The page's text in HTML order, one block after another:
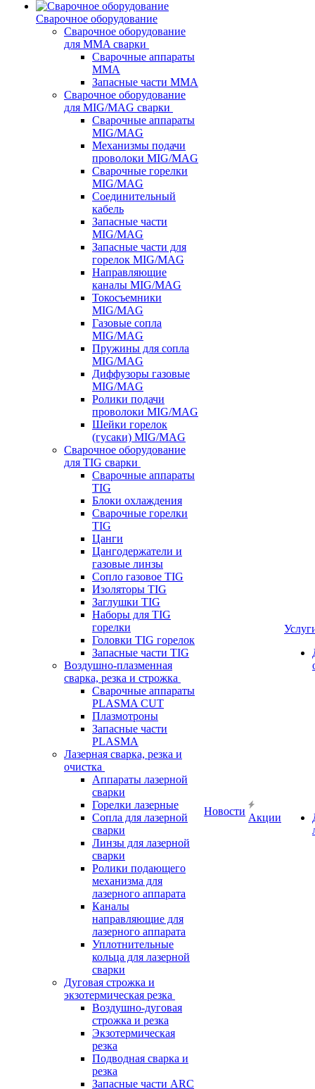
Сварочное оборудование
Сварочное оборудование
для MMA сварки
Сварочные аппараты
MMA
Запасные части MMA
Сварочное оборудование
для MIG/MAG сварки
Сварочные аппараты
MIG/MAG
Механизмы подачи
проволоки MIG/MAG
Сварочные горелки
MIG/MAG
Соединительный
кабель
Запасные части
MIG/MAG
Запасные части для
горелок MIG/MAG
Направляющие
каналы MIG/MAG
Токосъемники
MIG/MAG
Газовые сопла
MIG/MAG
Пружины для сопла
MIG/MAG
Диффузоры газовые
MIG/MAG
Ролики подачи
проволоки MIG/MAG
Шейки горелок
(гусаки) MIG/MAG
Сварочное оборудование
для TIG сварки
Сварочные аппараты
TIG
Блоки охлаждения
Сварочные горелки
TIG
Цанги
Цангодержатели и
газовые линзы
Сопло газовое TIG
Изоляторы TIG
Заглушки TIG
Наборы для TIG
горелки
Головки TIG горелок
Запасные части TIG
Воздушно-плазменная
сварка, резка и строжка
Сварочные аппараты
PLASMA CUT
Плазмотроны
Запасные части
PLASMA
Лазерная сварка, резка и
очистка
Аппараты лазерной
сварки
Горелки лазерные
Сопла для лазерной
сварки
Линзы для лазерной
сварки
Ролики подающего
механизма для
лазерного аппарата
Каналы
направляющие для
лазерного аппарата
Уплотнительные
кольца для лазерной
сварки
Дуговая строжка и
экзотермическая резка
Воздушно-дуговая
строжка и резка
Экзотермическая
резка
Подводная сварка и
резка
Запасные части ARC
Новости
Акции